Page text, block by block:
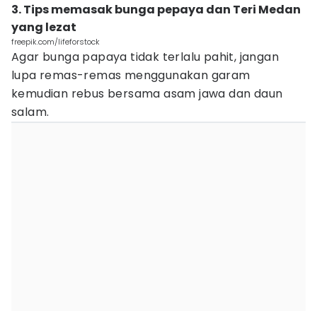
3. Tips memasak bunga pepaya dan Teri Medan
yang lezat
freepik.com/lifeforstock
Agar bunga papaya tidak terlalu pahit, jangan
lupa remas-remas menggunakan garam
kemudian rebus bersama asam jawa dan daun
salam.